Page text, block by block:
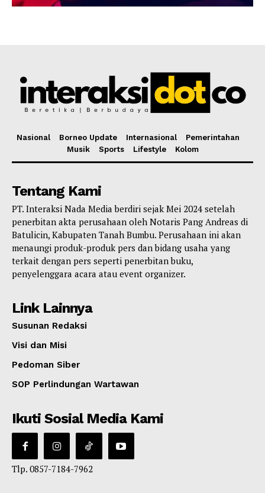
Nasional Borneo Update Internasional
Pemerintahan
Musik
Sports Lifestyle Kolom
Tentang Kami
PT. Interaksi Nada Media berdiri sejak Mei 2024 setelah
penerbitan akta perusahaan oleh Notaris Pang Andreas di
Batulicin, Kabupaten Tanah Bumbu. Perusahaan ini akan
menaungi produk-produk pers dan bidang usaha yang
terkait dengan pers seperti penerbitan buku,
penyelenggara acara atau event organizer.
Link Lainnya
Susunan Redaksi
Visi dan Misi
Pedoman Siber
SOP Perlindungan Wartawan
Ikuti Sosial Media Kami
Tlp. 0857-7184-7962